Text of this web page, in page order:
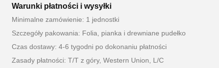
Warunki płatności i wysyłki
Minimalne zamówienie: 1 jednostki
Szczegóły pakowania: Folia, pianka i drewniane pudełko
Czas dostawy: 4-6 tygodni po dokonaniu płatności
Zasady płatności: T/T z góry, Western Union, L/C